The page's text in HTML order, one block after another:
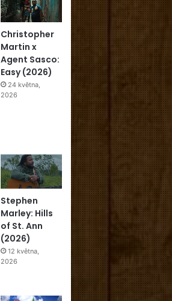
Christopher
Martin x
Agent Sasco:
Easy (2026)
24 května,
2026
Stephen
Marley: Hills
of St. Ann
(2026)
12 května,
2026